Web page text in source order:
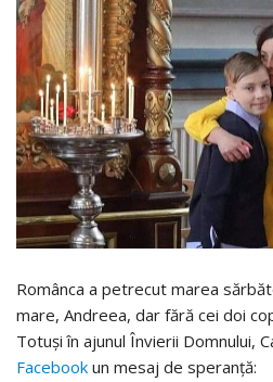
Românca a petrecut marea
mare, Andreea, dar fără cei doi
Totuși în ajunul Învierii Domnului,
Facebook un mesaj de speranță: